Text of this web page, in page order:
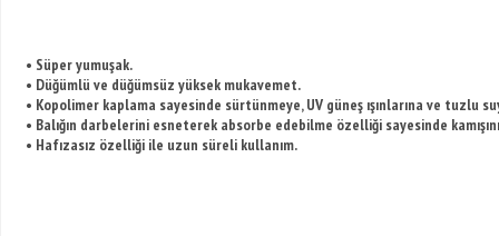
• Süper yumuşak.
• Düğümlü ve düğümsüz yüksek mukavemet.
• Kopolimer kaplama sayesinde sürtünmeye, UV güneş ışınlarına ve tuzlu
• Balığın darbelerini esneterek absorbe edebilme özelliği sayesinde
• Hafızasız özelliği ile uzun süreli kullanım.